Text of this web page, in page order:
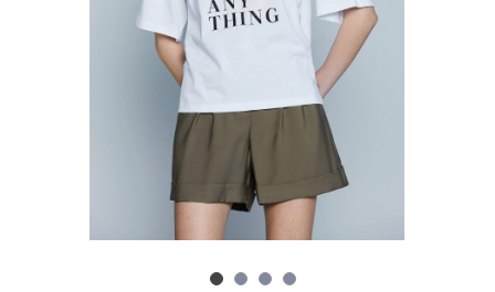
Mi
cesta
Glispe
Mujer
Hombre